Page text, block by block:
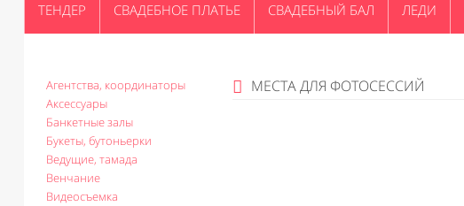
ТЕНДЕР СВАДЕБНОЕ ПЛАТЬЕ СВАДЕБНЫЙ БАЛ ЛЕДИ
Агентства, координаторы
Аксессуары
Банкетные залы
Букеты, бутоньерки
Ведущие, тамада
Венчание
Видеосъемка
МЕСТА ДЛЯ ФОТОСЕССИЙ